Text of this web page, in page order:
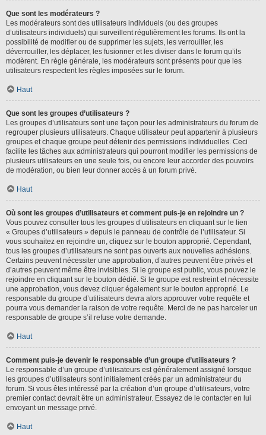
Que sont les modérateurs ?
Les modérateurs sont des utilisateurs individuels (ou des groupes
d’utilisateurs individuels) qui surveillent régulièrement les forums. Ils ont la
possibilité de modifier ou de supprimer les sujets, les verrouiller, les
déverrouiller, les déplacer, les fusionner et les diviser dans le forum qu’ils
modèrent. En règle générale, les modérateurs sont présents pour que les
utilisateurs respectent les règles imposées sur le forum.
Haut
Que sont les groupes d’utilisateurs ?
Les groupes d’utilisateurs sont une façon pour les administrateurs du forum de
regrouper plusieurs utilisateurs. Chaque utilisateur peut appartenir à plusieurs
groupes et chaque groupe peut détenir des permissions individuelles. Ceci
facilite les tâches aux administrateurs qui pourront modifier les permissions de
plusieurs utilisateurs en une seule fois, ou encore leur accorder des pouvoirs
de modération, ou bien leur donner accès à un forum privé.
Haut
Où sont les groupes d’utilisateurs et comment puis-je en rejoindre un ?
Vous pouvez consulter tous les groupes d’utilisateurs en cliquant sur le lien
« Groupes d’utilisateurs » depuis le panneau de contrôle de l’utilisateur. Si
vous souhaitez en rejoindre un, cliquez sur le bouton approprié. Cependant,
tous les groupes d’utilisateurs ne sont pas ouverts aux nouvelles adhésions.
Certains peuvent nécessiter une approbation, d’autres peuvent être privés et
d’autres peuvent même être invisibles. Si le groupe est public, vous pouvez le
rejoindre en cliquant sur le bouton dédié. Si le groupe est restreint et nécessite
une approbation, vous devez cliquer également sur le bouton approprié. Le
responsable du groupe d’utilisateurs devra alors approuver votre requête et
pourra vous demander la raison de votre requête. Merci de ne pas harceler un
responsable de groupe s’il refuse votre demande.
Haut
Comment puis-je devenir le responsable d’un groupe d’utilisateurs ?
Le responsable d’un groupe d’utilisateurs est généralement assigné lorsque
les groupes d’utilisateurs sont initialement créés par un administrateur du
forum. Si vous êtes intéressé par la création d’un groupe d’utilisateurs, votre
premier contact devrait être un administrateur. Essayez de le contacter en lui
envoyant un message privé.
Haut